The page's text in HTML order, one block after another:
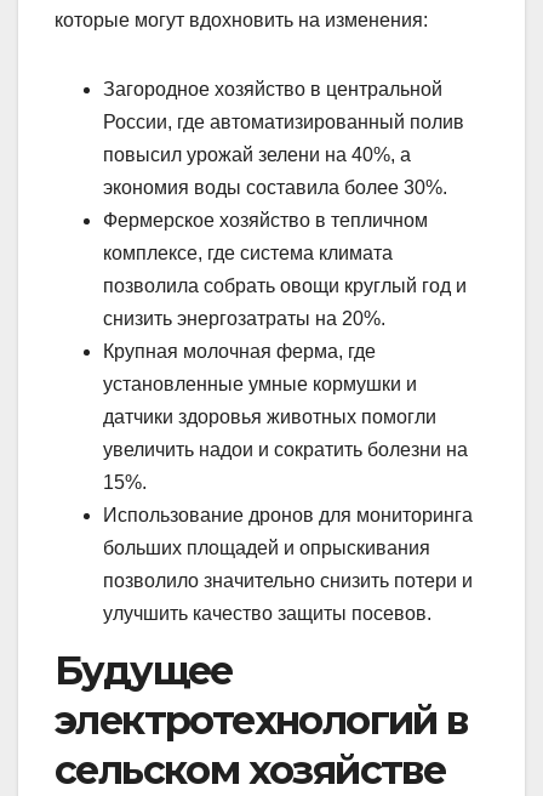
которые могут вдохновить на изменения:
Загородное хозяйство в центральной
России, где автоматизированный полив
повысил урожай зелени на 40%, а
экономия воды составила более 30%.
Фермерское хозяйство в тепличном
комплексе, где система климата
позволила собрать овощи круглый год и
снизить энергозатраты на 20%.
Крупная молочная ферма, где
установленные умные кормушки и
датчики здоровья животных помогли
увеличить надои и сократить болезни на
15%.
Использование дронов для мониторинга
больших площадей и опрыскивания
позволило значительно снизить потери и
улучшить качество защиты посевов.
Будущее
электротехнологий в
сельском хозяйстве